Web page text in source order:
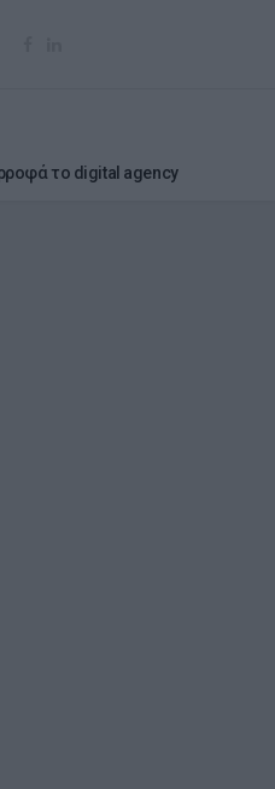
τo digital agency